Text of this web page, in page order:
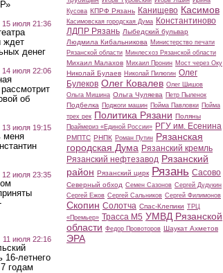
15 июля 21:36
ждет
денег
14 июля 22:06
об
13 июля 19:15
меня
12 июля 23:35
11 июля 22:16
16-летнего
годам
Кусова КПРФ Рязань Канищево Касимов
Касимовская городская Дума Константиново
ЛДПР Рязань Лыбедский бульвар
Людмила Кибальникова Министерство печати
Рязанской области Минлесхоз Рязанской области
Михаил Малахов Михаил Пронин Мост через Оку
Николай Булаев Николай Пилюгин Олег
Булеков Олег Ковалев Олег Шишов
Ольга Мишина Ольга Чуляева Петр Пыленок
Подбелка Поджоги машин Пойма Павловки Пойма
трех рек Политика Рязани Поляны
Праймериз «Единой России» РГУ им. Есенина
РМПТС РНПК Роман Путин Рязанская
городская Дума Рязанский кремль
Рязанский нефтезавод Рязанский
район Рязанский цирк Рязань Сасово
Северный обход Семен Сазонов Сергей Дудукин
Сергей Ежов Сергей Сальников Сергей Филимонов
Скопин Солотча Спас-Клепики ТРЦ
«Премьер» Трасса М5 УМВД Рязанской
области Федор Провоторов Шаукат Ахметов
ЭРА